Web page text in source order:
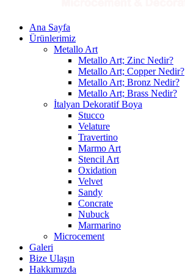
Ana Sayfa
Ürünlerimiz
Metallo Art
Metallo Art; Zinc Nedir?
Metallo Art; Copper Nedir?
Metallo Art; Bronz Nedir?
Metallo Art; Brass Nedir?
İtalyan Dekoratif Boya
Stucco
Velature
Travertino
Marmo Art
Stencil Art
Oxidation
Velvet
Sandy
Concrate
Nubuck
Marmarino
Microcement
Galeri
Bize Ulaşın
Hakkımızda